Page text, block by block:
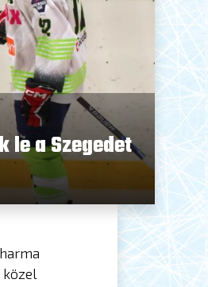
a Szegedet
közel